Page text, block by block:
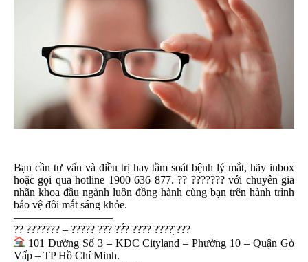
Bạn cần tư vấn và điều trị hay tầm soát bệnh lý mắt, hãy inbox
hoặc gọi qua hotline 1900 636 877. ?? ??????? với chuyên gia
nhãn khoa đầu ngành luôn đồng hành cùng bạn trên hành trình
bảo vệ đôi mắt sáng khỏe.
—————————
?? ??????? – ????? ??̂? ??̆́? ??̂?? ????̣̂ ???
101 Đường Số 3 – KDC Cityland – Phường 10 – Quận Gò
Vấp – TP Hồ Chí Minh.